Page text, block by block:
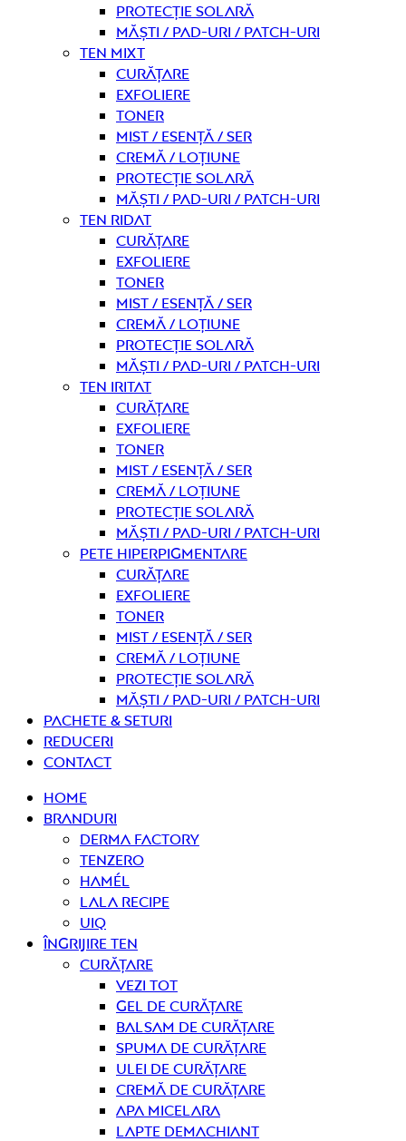
Protecție solară
Măști / Pad-uri / Patch-uri
Ten mixt
curățare
Exfoliere
Toner
Mist / Esență / Ser
Cremă / Loțiune
Protecție solară
Măști / Pad-uri / Patch-uri
Ten ridat
curățare
Exfoliere
Toner
Mist / Esență / Ser
Cremă / Loțiune
Protecție solară
Măști / Pad-uri / Patch-uri
Ten iritat
curățare
Exfoliere
Toner
Mist / Esență / Ser
Cremă / Loțiune
Protecție solară
Măști / Pad-uri / Patch-uri
Pete hiperpigmentare
curățare
Exfoliere
Toner
Mist / Esență / Ser
Cremă / Loțiune
Protecție solară
Măști / Pad-uri / Patch-uri
PACHETE & SETURI
REDUCERI
Contact
Home
Branduri
Derma Factory
Tenzero
Hamél
Lala Recipe
UIQ
Îngrijire ten
curățare
Vezi tot
Gel de curățare
Balsam de curățare
Spuma de curățare
Ulei de curățare
Cremă de curățare
Apa micelara
Lapte demachiant